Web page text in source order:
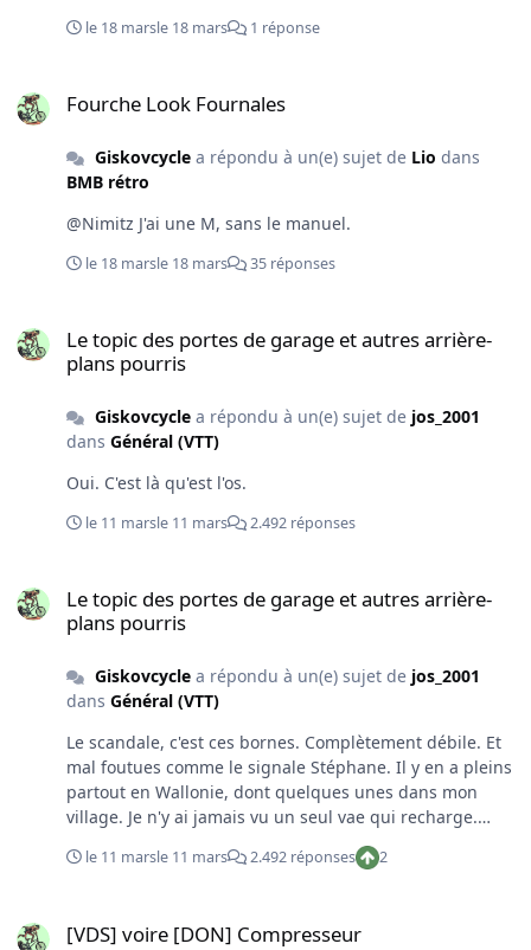
le 18 marsle 18 mars 1 réponse
Fourche Look Fournales
Giskovcyclea répondu à un(e) sujet de Lio dans
BMB rétro
@Nimitz J'ai une M, sans le manuel.
le 18 marsle 18 mars 35 réponses
Le topic des portes de garage et autres arrière-
plans pourris
Giskovcyclea répondu à un(e) sujet de jos_2001
dans Général (VTT)
Oui. C'est là qu'est l'os.
le 11 marsle 11 mars 2.492 réponses
Le topic des portes de garage et autres arrière-
plans pourris
Giskovcyclea répondu à un(e) sujet de jos_2001
dans Général (VTT)
Le scandale, c'est ces bornes. Complètement débile. Et
mal foutues comme le signale Stéphane. Il y en a pleins
partout en Wallonie, dont quelques unes dans mon
village. Je n'y ai jamais vu un seul vae qui recharge.
Pour le même budget, ils mettaient 5x plus de racks et
ça c'eut été top. Un marché juteux pour l'entreprises qui
le 11 marsle 11 mars 2.492 réponses 2
[VDS] voire [DON] Compresseur